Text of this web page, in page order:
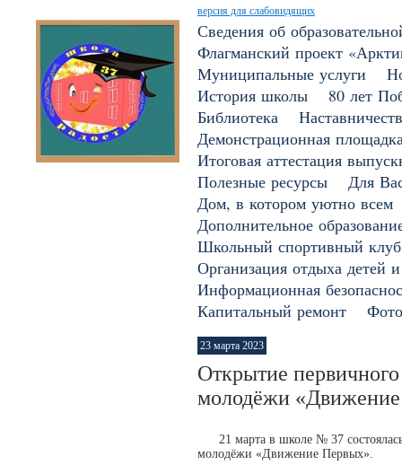
версия для слабовидящих
Сведения об
Флагманский проект
Муниципальные услуги
История школы
80 лет
Библиотека
Демонстрационная
Итоговая аттестация
Полезные ресурсы
Для
Дом, в котором уютно всем
Дополнительное
Школьный спортивный клуб
Организация отдыха детей
Информационная
Капитальный ремонт
23 марта 2023
Открытие
молодёжи
21 марта в школе № 37
молодёжи «Движение Первых».